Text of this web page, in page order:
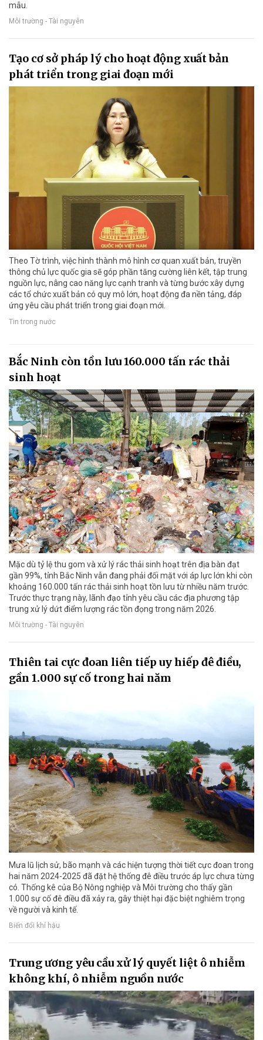
mẫu.
Môi trường - Tài nguyên
Tạo cơ sở pháp lý cho hoạt động xuất bản
phát triển trong giai đoạn mới
Theo Tờ trình, việc hình thành mô hình cơ quan xuất bản, truyền
thông chủ lực quốc gia sẽ góp phần tăng cường liên kết, tập trung
nguồn lực, nâng cao năng lực cạnh tranh và từng bước xây dựng
các tổ chức xuất bản có quy mô lớn, hoạt động đa nền tảng, đáp
ứng yêu cầu phát triển trong giai đoạn mới.
Tin trong nước
Bắc Ninh còn tồn lưu 160.000 tấn rác thải
sinh hoạt
Mặc dù tỷ lệ thu gom và xử lý rác thải sinh hoạt trên địa bàn đạt
gần 99%, tỉnh Bắc Ninh vẫn đang phải đối mặt với áp lực lớn khi còn
khoảng 160.000 tấn rác thải sinh hoạt tồn lưu từ nhiều năm trước.
Trước thực trạng này, lãnh đạo tỉnh yêu cầu các địa phương tập
trung xử lý dứt điểm lượng rác tồn đọng trong năm 2026.
Môi trường - Tài nguyên
Thiên tai cực đoan liên tiếp uy hiếp đê điều,
gần 1.000 sự cố trong hai năm
Mưa lũ lịch sử, bão mạnh và các hiện tượng thời tiết cực đoan trong
hai năm 2024-2025 đã đặt hệ thống đê điều trước áp lực chưa từng
có. Thống kê của Bộ Nông nghiệp và Môi trường cho thấy gần
1.000 sự cố đê điều đã xảy ra, gây thiệt hại đặc biệt nghiêm trọng
về người và kinh tế.
Biến đổi khí hậu
Trung ương yêu cầu xử lý quyết liệt ô nhiễm
không khí, ô nhiễm nguồn nước